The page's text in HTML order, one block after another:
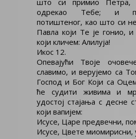
што си примио Петра,
одрекао Тебе; и
потиштеног, као што си
Павла који Те је гонио,
који кличем: Алилуја!
Икос 12.
Опевајући Твоје
славимо, и верујемо са
Господ и Бог Који са
ће судити живима и
удостој стајања с десне
који вапијем:
Исусе, Царе предвечни,
Исусе, Цвете